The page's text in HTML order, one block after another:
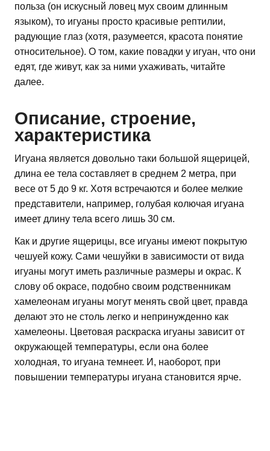
польза (он искусный ловец мух своим длинным
языком), то игуаны просто красивые рептилии,
радующие глаз (хотя, разумеется, красота понятие
относительное). О том, какие повадки у игуан, что они
едят, где живут, как за ними ухаживать, читайте
далее.
Описание, строение,
характеристика
Игуана является довольно таки большой ящерицей,
длина ее тела составляет в среднем 2 метра, при
весе от 5 до 9 кг. Хотя встречаются и более мелкие
представители, например, голубая колючая игуана
имеет длину тела всего лишь 30 см.
Как и другие ящерицы, все игуаны имеют покрытую
чешуей кожу. Сами чешуйки в зависимости от вида
игуаны могут иметь различные размеры и окрас. К
слову об окрасе, подобно своим родственникам
хамелеонам игуаны могут менять свой цвет, правда
делают это не столь легко и непринужденно как
хамелеоны. Цветовая раскраска игуаны зависит от
окружающей температуры, если она более
холодная, то игуана темнеет. И, наоборот, при
повышении температуры игуана становится ярче.